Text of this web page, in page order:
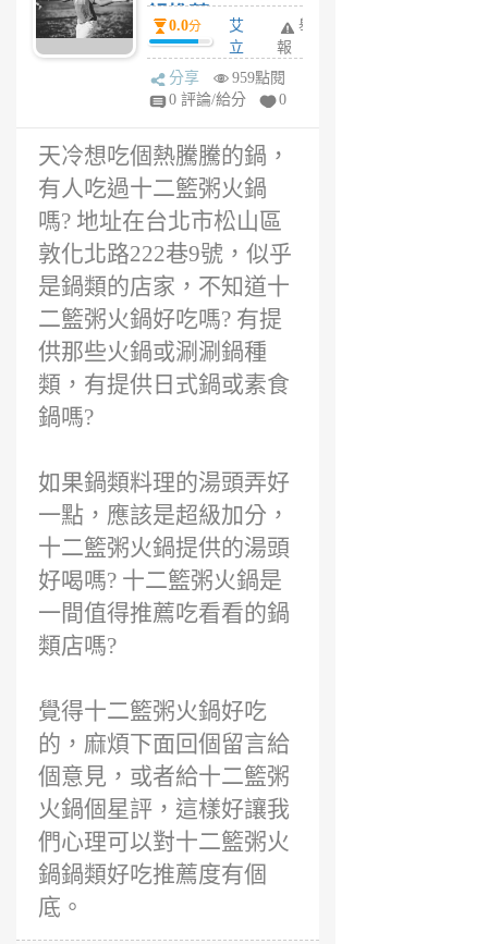
鍋推薦?
0.0分
艾
立
克
斯
前
舉
報
分享
959點閱
0 評論/給分
0
天冷想吃個熱騰騰的鍋，
有人吃過十二籃粥火鍋
嗎? 地址在台北市松山區
敦化北路222巷9號，似乎
是鍋類的店家，不知道十
二籃粥火鍋好吃嗎? 有提
供那些火鍋或涮涮鍋種
類，有提供日式鍋或素食
鍋嗎?
如果鍋類料理的湯頭弄好
一點，應該是超級加分，
十二籃粥火鍋提供的湯頭
好喝嗎? 十二籃粥火鍋是
一間值得推薦吃看看的鍋
類店嗎?
覺得十二籃粥火鍋好吃
的，麻煩下面回個留言給
個意見，或者給十二籃粥
火鍋個星評，這樣好讓我
們心理可以對十二籃粥火
鍋鍋類好吃推薦度有個
底。